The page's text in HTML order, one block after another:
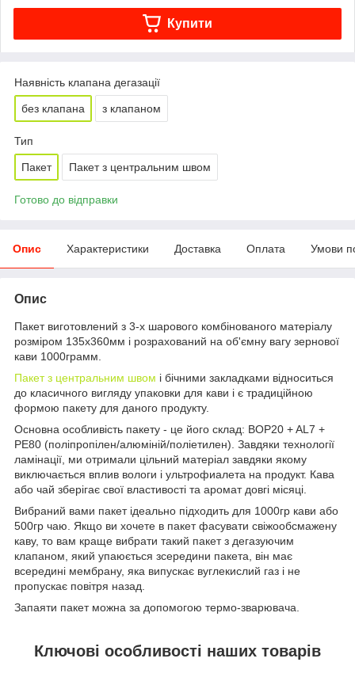
Купити
Наявність клапана дегазації
без клапана з клапаном
Тип
Пакет Пакет з центральним швом
Готово до відправки
Опис Характеристики Доставка Оплата Умови
Опис
Пакет виготовлений з 3-х шарового комбінованого матеріалу
розміром 135х360мм і розрахований на об'ємну вагу зернової
кави 1000грамм.
Пакет з центральним швом і бічними закладками відноситься
до класичного вигляду упаковки для кави і є традиційною
формою пакету для даного продукту.
Основна особливість пакету - це його склад: BOP20 + AL7 +
PE80 (поліпропілен/алюміній/поліетилен). Завдяки технології
ламінації, ми отримали цільний матеріал завдяки якому
виключається вплив вологи і ультрофиалета на продукт. Кава
або чай зберігає свої властивості та аромат довгі місяці.
Вибраний вами пакет ідеально підходить для 1000гр кави або
500гр чаю. Якщо ви хочете в пакет фасувати свіжообсмажену
каву, то вам краще вибрати такий пакет з дегазуючим
клапаном, який упаюється зсередини пакета, він має
всередині мембрану, яка випускає вуглекислий газ і не
пропускає повітря назад.
Запаяти пакет можна за допомогою термо-зварювача.
Ключові особливості наших товарів